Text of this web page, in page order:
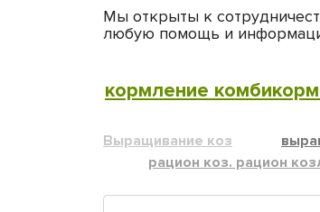
Мы открыты к
любую помощь и
кормление
Выращивание коз
рацион коз. рацион